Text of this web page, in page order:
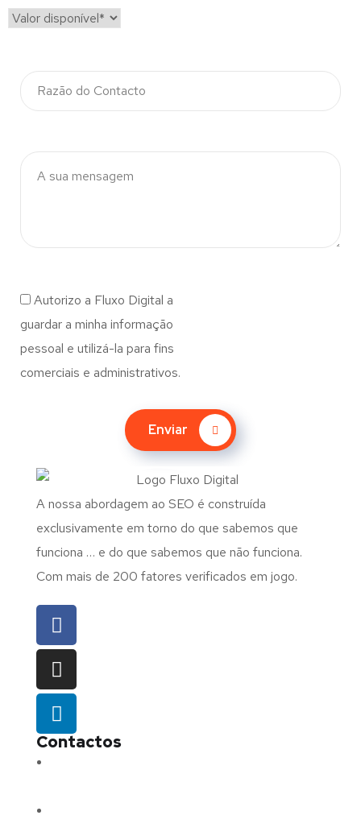
Autorizo a Fluxo Digital a
guardar a minha informação
pessoal e utilizá-la para fins
comerciais e administrativos.
Enviar
A nossa abordagem ao SEO é construída
exclusivamente em torno do que sabemos que
funciona … e do que sabemos que não funciona.
Com mais de 200 fatores verificados em jogo.
Contactos